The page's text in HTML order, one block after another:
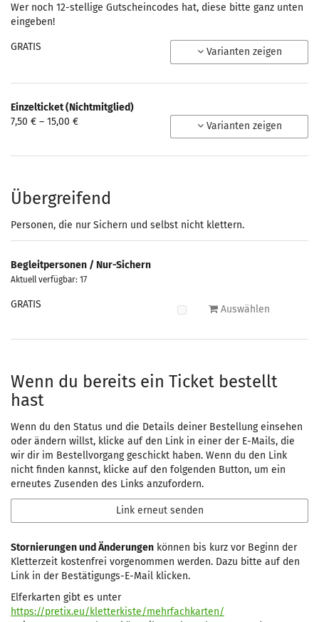
Wer noch 12-stellige Gutscheincodes hat, diese bitte ganz unten
eingeben!
GRATIS Varianten zeigen
Einzelticket (Nichtmitglied)
von
7,50 € – 15,00 € Varianten zeigen
Übergreifend
Personen, die nur Sichern und selbst nicht klettern.
Begleitpersonen / Nur-Sichern
Aktuell verfügbar: 17
GRATIS Auswählen
Wenn du bereits ein Ticket bestellt
hast
Wenn du den Status und die Details deiner Bestellung einsehen
oder ändern willst, klicke auf den Link in einer der E-Mails, die
wir dir im Bestellvorgang geschickt haben. Wenn du den Link
nicht finden kannst, klicke auf den folgenden Button, um ein
erneutes Zusenden des Links anzufordern.
Link erneut senden
Stornierungen und Änderungen können bis kurz vor Beginn der
Kletterzeit kostenfrei vorgenommen werden. Dazu bitte auf den
Link in der Bestätigungs-E-Mail klicken.
Elferkarten gibt es unter
https://pretix.eu/kletterkiste/mehrfachkarten/